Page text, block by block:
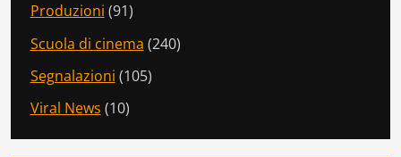
Produzioni (91)
Scuola di cinema (240)
Segnalazioni (105)
Viral News (10)